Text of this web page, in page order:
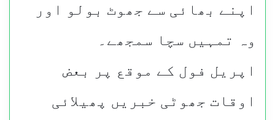
اپنے بھائی سے جھوٹ بولو اور
وہ تمہیں سچا سمجھے۔
اپریل فول کے موقع پر بعض
اوقات جھوٹی خبریں پھیلائی